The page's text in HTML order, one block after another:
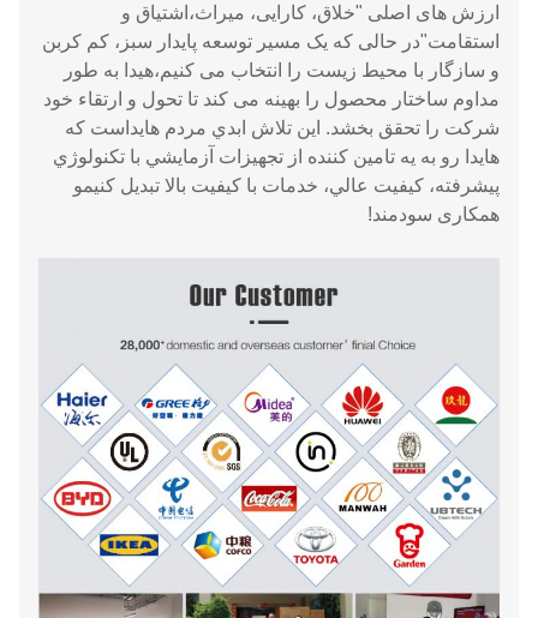
ارزش های اصلی "خلاق، کارایی، میراث،اشتیاق و
استقامت"در حالی که یک مسیر توسعه پایدار سبز، کم کربن
و سازگار با محیط زیست را انتخاب می کنیم،هیدا به طور
مداوم ساختار محصول را بهینه می کند تا تحول و ارتقاء خود
شرکت را تحقق بخشد. اين تلاش ابدي مردم هايداست که
هايدا رو به يه تامين کننده از تجهیزات آزمايشي با تکنولوژي
پيشرفته، کيفيت عالي، خدمات با کيفيت بالا تبديل کنيمو
همکاری سودمند!